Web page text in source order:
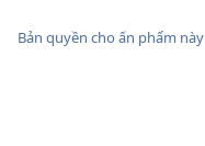
Bản quyền cho ấn phẩm này